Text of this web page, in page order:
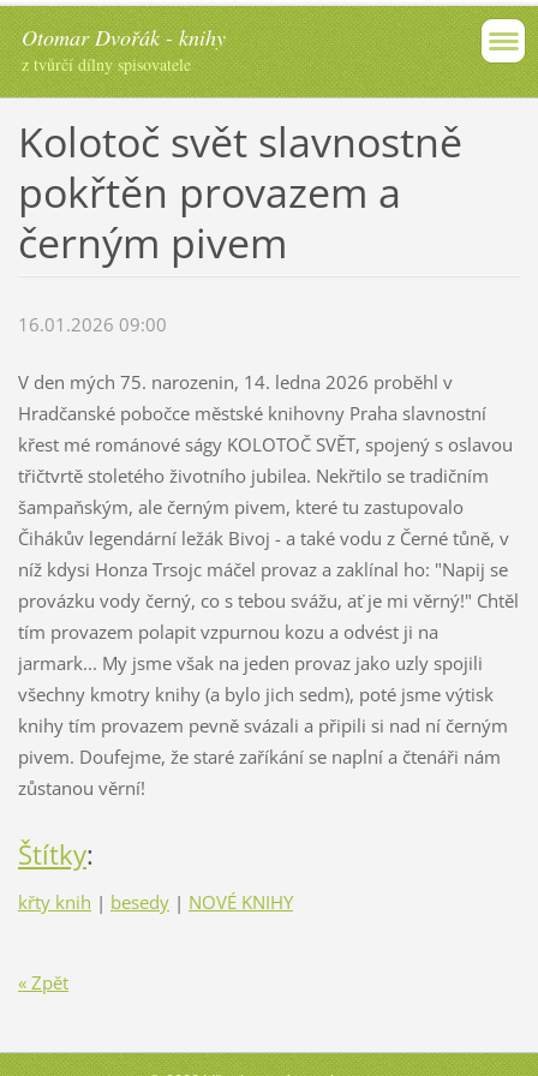
Otomar Dvořák - knihy
z tvůrčí dílny spisovatele
Kolotoč svět slavnostně
pokřtěn provazem a
černým pivem
16.01.2026 09:00
V den mých 75. narozenin, 14. ledna 2026 proběhl v
Hradčanské pobočce městské knihovny Praha slavnostní
křest mé románové ságy KOLOTOČ SVĚT, spojený s oslavou
třičtvrtě stoletého životního jubilea. Nekřtilo se tradičním
šampaňským, ale černým pivem, které tu zastupovalo
Čihákův legendární ležák Bivoj - a také vodu z Černé tůně, v
níž kdysi Honza Trsojc máčel provaz a zaklínal ho: "Napij se
provázku vody černý, co s tebou svážu, ať je mi věrný!" Chtěl
tím provazem polapit vzpurnou kozu a odvést ji na
jarmark... My jsme však na jeden provaz jako uzly spojili
všechny kmotry knihy (a bylo jich sedm), poté jsme výtisk
knihy tím provazem pevně svázali a připili si nad ní černým
pivem. Doufejme, že staré zaříkání se naplní a čtenáři nám
zůstanou věrní!
Štítky:
křty knih | besedy | NOVÉ KNIHY
« Zpět